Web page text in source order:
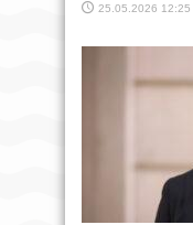
25.05.2026 12:25